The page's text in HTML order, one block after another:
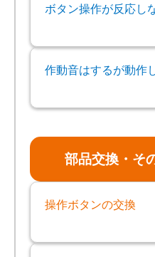
ボタン操作が反応し
作動音はするが動作
部品交換・そ
操作ボタンの交換